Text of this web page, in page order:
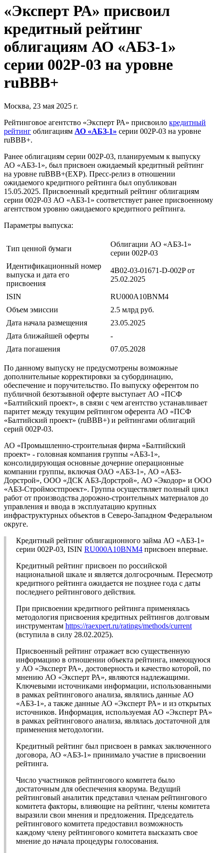
«Эксперт РА» присвоил
кредитный рейтинг
облигациям АО «АБЗ-1»
серии 002Р-03 на уровне
ruBBB+
Москва, 23 мая 2025 г.
Рейтинговое агентство «Эксперт РА» присвоило кредитный
рейтинг облигациям АО «АБЗ-1» серии 002Р-03 на уровне
ruBBB+.
Ранее облигациям серии 002Р-03, планируемым к выпуску
АО «АБЗ-1», был присвоен ожидаемый кредитный рейтинг
на уровне ruBBB+(EXP). Пресс-релиз в отношении
ожидаемого кредитного рейтинга был опубликован
15.05.2025. Присвоенный кредитный рейтинг облигациям
серии 002Р-03 АО «АБЗ-1» соответствует ранее присвоенному
агентством уровню ожидаемого кредитного рейтинга.
Параметры выпуска:
Тип ценной бумаги
Облигации АО «АБЗ-1»
серии 002Р-03
Идентификационный номер
выпуска и дата его
присвоения
4B02-03-01671-D-002P от
25.02.2025
ISIN
RU000A10BNM4
Объем эмиссии
2.5 млрд руб.
Дата начала размещения
23.05.2025
Дата ближайшей оферты
-
Дата погашения
07.05.2028
По данному выпуску не предусмотрены возможные
дополнительные корректировки за субординацию,
обеспечение и поручительство. По выпуску оферентом по
публичной безотзывной оферте выступает АО «ПСФ
«Балтийский проект», в связи с чем агентство устанавливает
паритет между текущим рейтингом оферента АО «ПСФ
«Балтийский проект» (ruBBB+) и рейтингами облигаций
серий 002Р-03.
АО «Промышленно-строительная фирма «Балтийский
проект» - головная компания группы «АБЗ-1»,
консолидирующая основные дочерние операционные
компании группы, включая ОАО «АБЗ-1», АО «АБЗ-
Дорстрой», ООО «ДСК АБЗ-Дорстрой», АО «Экодор» и ООО
«АБЗ-Строймостпроект». Группа осуществляет полный цикл
работ от производства дорожно-строительных материалов до
управления и ввода в эксплуатацию крупных
инфраструктурных объектов в Северо-Западном Федеральном
округе.
Кредитный рейтинг облигационного займа АО «АБЗ-1»
серии 002Р-03, ISIN RU000A10BNM4 присвоен впервые.
Кредитный рейтинг присвоен по российской
национальной шкале и является долгосрочным. Пересмотр
кредитного рейтинга ожидается не позднее года с даты
последнего рейтингового действия.
При присвоении кредитного рейтинга применялась
методология присвоения кредитных рейтингов долговым
инструментам https://raexpert.ru/ratings/methods/current
(вступила в силу 28.02.2025).
Присвоенный рейтинг отражает всю существенную
информацию в отношении объекта рейтинга, имеющуюся
у АО «Эксперт РА», достоверность и качество которой, по
мнению АО «Эксперт РА», являются надлежащими.
Ключевыми источниками информации, использованными
в рамках рейтингового анализа, являлись данные АО
«АБЗ-1», а также данные АО «Эксперт РА» и из открытых
источников. Информация, используемая АО «Эксперт РА»
в рамках рейтингового анализа, являлась достаточной для
применения методологии.
Кредитный рейтинг был присвоен в рамках заключенного
договора, АО «АБЗ-1» принимало участие в присвоении
рейтинга.
Число участников рейтингового комитета было
достаточным для обеспечения кворума. Ведущий
рейтинговый аналитик представил членам рейтингового
комитета факторы, влияющие на рейтинг, члены комитета
выразили свои мнения и предложения. Председатель
рейтингового комитета предоставил возможность
каждому члену рейтингового комитета высказать свое
мнение до начала процедуры голосования.